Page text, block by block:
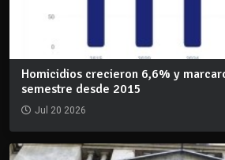
Homicidios crecieron 6,6% y
semestre desde 2015
Jul 20 2026